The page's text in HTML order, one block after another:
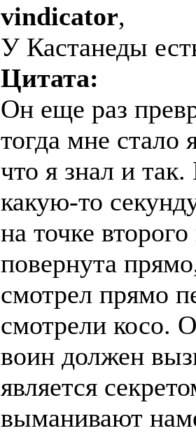
vindicator,
У Кастанеды
Цитата:
Он еще раз
тогда мне стало
что я знал и
какую-то
на точке
повернута
смотрел прямо
смотрели косо.
воин должен
является
выманивают